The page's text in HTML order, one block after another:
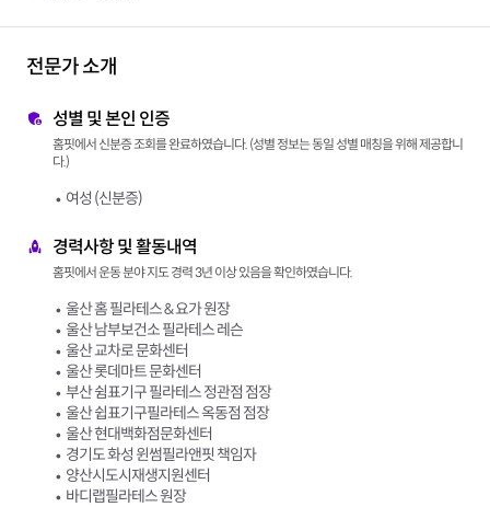
전문가 소개
성별 및 본인 인증
홈핏에서 신분증 조회를 완료하였습니다. (성별 정보는 동일 성별 매칭을 위해 제공합니
다.)
여성 (신분증)
경력사항 및 활동내역
홈핏에서 운동 분야 지도 경력 3년 이상 있음을 확인하였습니다.
울산 홈 필라테스 & 요가 원장
울산 남부보건소 필라테스 레슨
울산 교차로 문화센터
울산 롯데마트 문화센터
부산 쉼표기구 필라테스 정관점 점장
울산 쉽표기구필라테스 옥동점 점장
울산 현대백화점문화센터
경기도 화성 윈썸필라앤핏 책임자
양산시도시재생지원센터
바디랩필라테스 원장